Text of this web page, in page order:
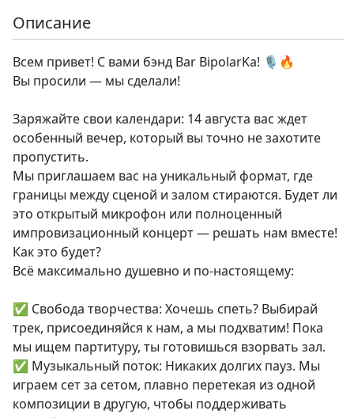
Описание
Всем привет! С вами бэнд Bar BipolarKa! 🎙️🔥
Вы просили — мы сделали!
Заряжайте свои календари: 14 августа вас ждет
особенный вечер, который вы точно не захотите
пропустить.
Мы приглашаем вас на уникальный формат, где
границы между сценой и залом стираются. Будет ли
это открытый микрофон или полноценный
импровизационный концерт — решать нам вместе!
Как это будет?
Всё максимально душевно и по-настоящему:
✅ Свобода творчества: Хочешь спеть? Выбирай
трек, присоединяйся к нам, а мы подхватим! Пока
мы ищем партитуру, ты готовишься взорвать зал.
✅ Музыкальный поток: Никаких долгих пауз. Мы
играем сет за сетом, плавно перетекая из одной
композиции в другую, чтобы поддерживать